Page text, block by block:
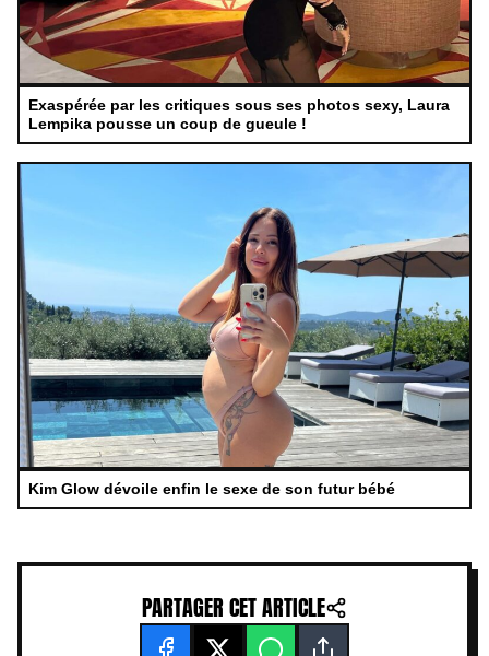
Exaspérée par les critiques sous ses photos sexy, Laura
Lempika pousse un coup de gueule !
Kim Glow dévoile enfin le sexe de son futur bébé
PARTAGER CET ARTICLE